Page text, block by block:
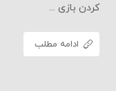
کردن بازی ...
ادامه مطلب